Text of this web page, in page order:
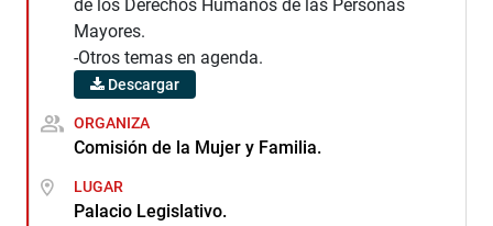
de los Derechos Humanos de las Personas
Mayores.
-Otros temas en agenda.
Descargar
ORGANIZA
Comisión de la Mujer y Familia.
LUGAR
Palacio Legislativo.